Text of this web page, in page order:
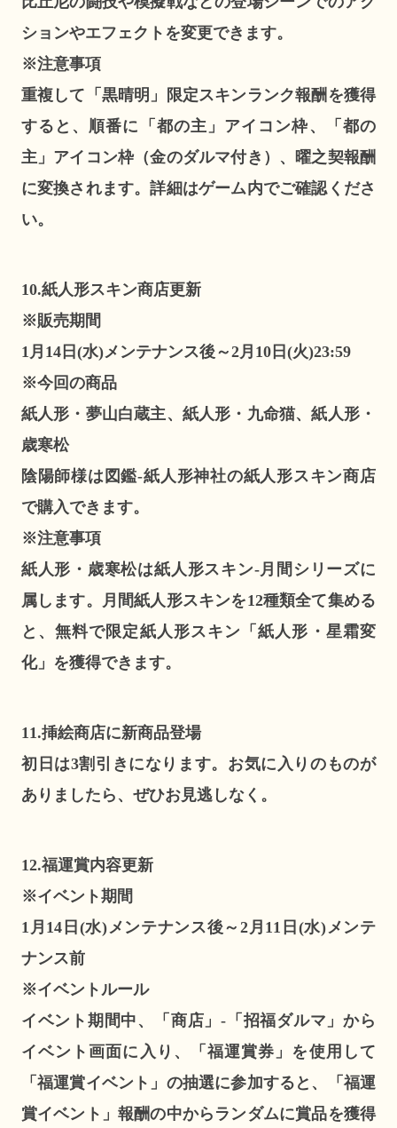
ションやエフェクトを変更できます。
※注意事項
重複して「黒晴明」限定スキンランク報酬を獲得
すると、順番に「都の主」アイコン枠、「都の
主」アイコン枠（金のダルマ付き）、曜之契報酬
に変換されます。詳細はゲーム内でご確認くださ
い。
10.紙人形スキン商店更新
※販売期間
1月14日(水)メンテナンス後～2月10日(火)23:59
※今回の商品
紙人形・夢山白蔵主、紙人形・九命猫、紙人形・
歳寒松
陰陽師様は図鑑-紙人形神社の紙人形スキン商店
で購入できます。
※注意事項
紙人形・歳寒松は紙人形スキン-月間シリーズに
属します。月間紙人形スキンを12種類全て集める
と、無料で限定紙人形スキン「紙人形・星霜変
化」を獲得できます。
11.挿絵商店に新商品登場
初日は3割引きになります。お気に入りのものが
ありましたら、ぜひお見逃しなく。
12.福運賞内容更新
※イベント期間
1月14日(水)メンテナンス後～2月11日(水)メンテ
ナンス前
※イベントルール
イベント期間中、「商店」-「招福ダルマ」から
イベント画面に入り、「福運賞券」を使用して
「福運賞イベント」の抽選に参加すると、「福運
賞イベント」報酬の中からランダムに賞品を獲得